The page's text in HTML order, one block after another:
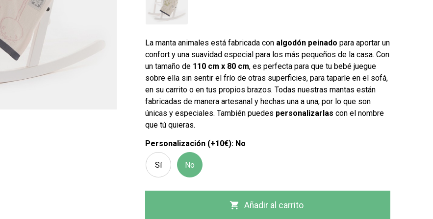
La manta animales está fabricada con algodón peinado para aportar un
confort y una suavidad especial para los más pequeños de la casa. Con
un tamaño de 110 cm x 80 cm, es perfecta para que tu bebé juegue
sobre ella sin sentir el frío de otras superficies, para taparle en el sofá,
en su carrito o en tus propios brazos. Todas nuestras mantas están
fabricadas de manera artesanal y hechas una a una, por lo que son
únicas y especiales. También puedes personalizarlas con el nombre
que tú quieras.
Personalización (+10€): No
Sí No
 Añadir al carrito